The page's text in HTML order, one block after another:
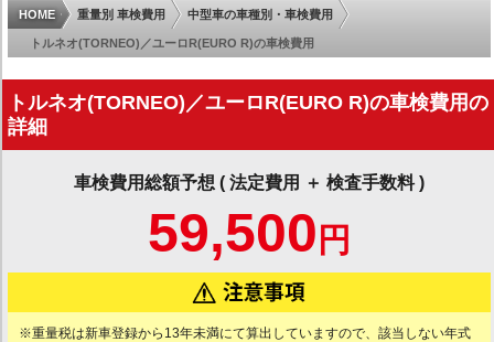
HOME 重量別 車検費用 中型車の車種別・車検費用
トルネオ(TORNEO)／ユーロR(EURO R)の車検費用
トルネオ(TORNEO)／ユーロR(EURO R)の車検費用の
詳細
車検費用総額予想 ( 法定費用 ＋ 検査手数料 )
59,500 円
※重量税は新車登録から13年未満にて算出していますので、該当しない年式